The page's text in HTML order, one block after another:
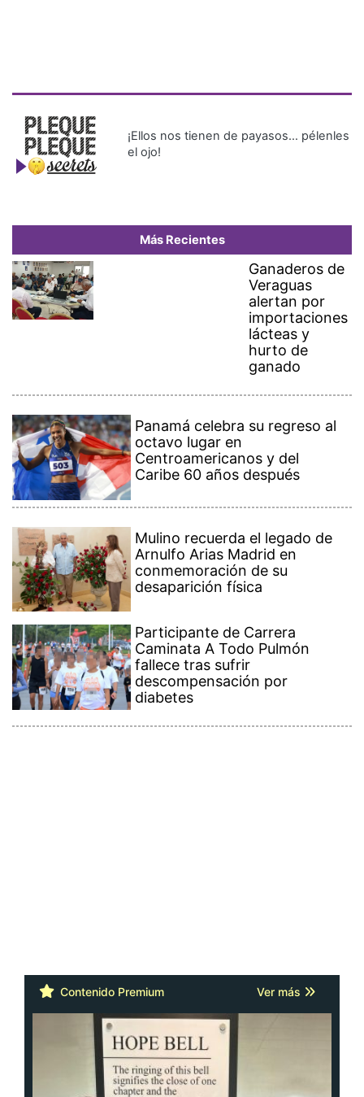
¡Ellos nos tienen de payasos… pélenles
el ojo!
Más Recientes
Ganaderos de
Veraguas
alertan por
importaciones
lácteas y
hurto de
ganado
Panamá celebra su regreso al
octavo lugar en
Centroamericanos y del
Caribe 60 años después
Mulino recuerda el legado de
Arnulfo Arias Madrid en
conmemoración de su
desaparición física
Participante de Carrera
Caminata A Todo Pulmón
fallece tras sufrir
descompensación por
diabetes
Contenido Premium Ver más